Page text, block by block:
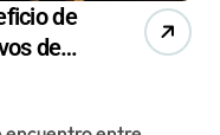
de
de